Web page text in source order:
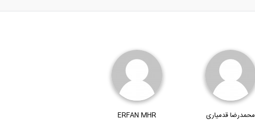
محمدرضا قدمیاری ERFAN MHR